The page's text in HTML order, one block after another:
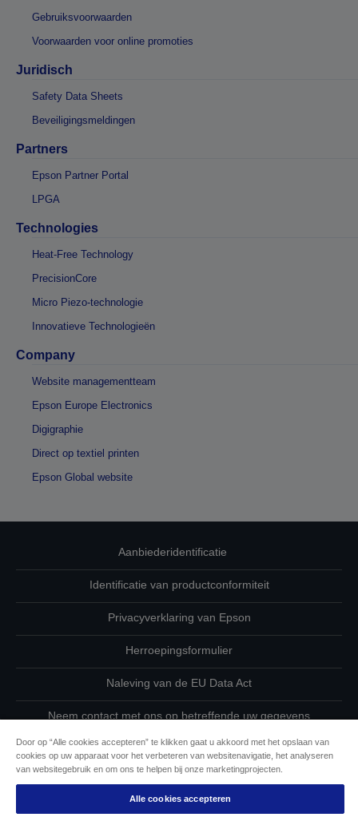
Gebruiksvoorwaarden
Voorwaarden voor online promoties
Juridisch
Safety Data Sheets
Beveiligingsmeldingen
Partners
Epson Partner Portal
LPGA
Technologies
Heat-Free Technology
PrecisionCore
Micro Piezo-technologie
Innovatieve Technologieën
Company
Website managementteam
Epson Europe Electronics
Digigraphie
Direct op textiel printen
Epson Global website
Aanbiederidentificatie
Identificatie van productconformiteit
Privacyverklaring van Epson
Herroepingsformulier
Naleving van de EU Data Act
Neem contact met ons op betreffende uw gegevens
Cookie-informatie
Door op “Alle cookies accepteren” te klikken gaat u akkoord met het opslaan van
cookies op uw apparaat voor het verbeteren van websitenavigatie, het analyseren
van websitegebruik en om ons te helpen bij onze marketingprojecten.
Alle cookies accepteren